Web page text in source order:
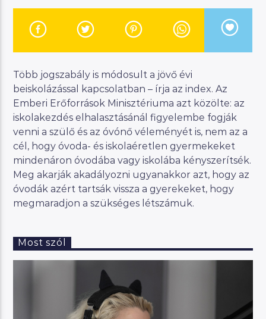
Manna FM
Több jogszabály is módosult a jövő évi
beiskolázással kapcsolatban – írja az index. Az
Emberi Erőforrások Minisztériuma azt közölte: az
iskolakezdés elhalasztásánál figyelembe fogják
venni a szülő és az óvónő véleményét is, nem az a
cél, hogy óvoda- és iskolaéretlen gyermekeket
mindenáron óvodába vagy iskolába kényszerítsék.
Meg akarják akadályozni ugyanakkor azt, hogy az
óvodák azért tartsák vissza a gyerekeket, hogy
megmaradjon a szükséges létszámuk.
Most szól